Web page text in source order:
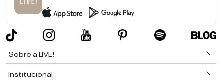
Sobre a LIVE!
Institucional